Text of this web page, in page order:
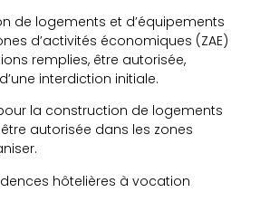
de logements et d’équipements
d’activités économiques (ZAE)
remplies, être autorisée,
interdiction initiale.
la construction de logements
autorisée dans les zones
hôtelières à vocation